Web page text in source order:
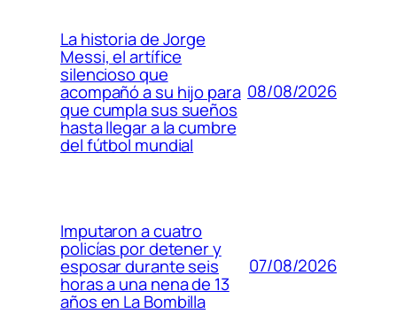
La historia de Jorge
Messi, el artífice
silencioso que
acompañó a su hijo para
que cumpla sus sueños
hasta llegar a la cumbre
del fútbol mundial
08/08/2026
Imputaron a cuatro
policías por detener y
esposar durante seis
horas a una nena de 13
años en La Bombilla
07/08/2026